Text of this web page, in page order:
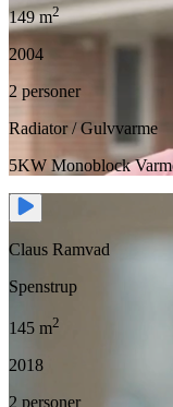
149 m2
2004
2 personer
Radiator / Gulvvarme
5KW Monoblock
Claus Ramvad
Spenstrup
145 m2
2018
2 personer